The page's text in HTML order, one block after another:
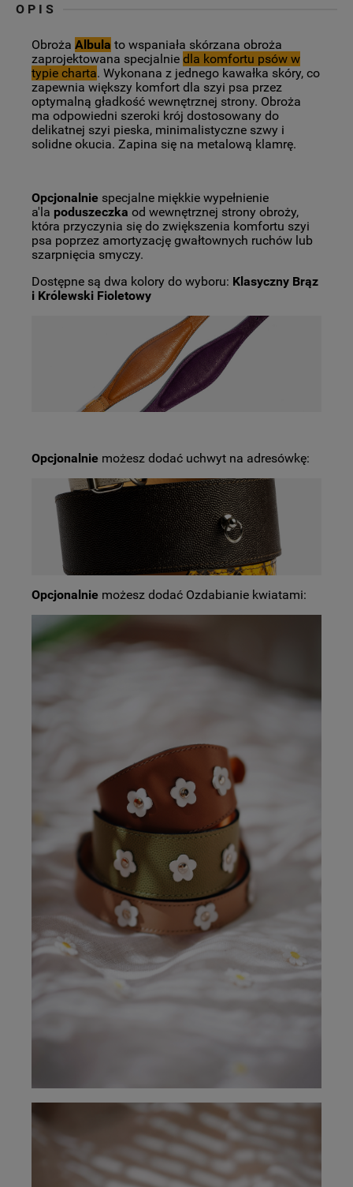
OPIS
Obroża Albula to wspaniała skórzana obroża
zaprojektowana specjalnie dla komfortu psów w
typie charta. Wykonana z jednego kawałka skóry, co
zapewnia większy komfort dla szyi psa przez
optymalną gładkość wewnętrznej strony. Obroża
ma odpowiedni szeroki krój dostosowany do
delikatnej szyi pieska, minimalistyczne szwy i
solidne okucia. Zapina się na metalową klamrę.
Opcjonalnie specjalne miękkie wypełnienie
a'la poduszeczka od wewnętrznej strony obroży,
która przyczynia się do zwiększenia komfortu szyi
psa poprzez amortyzację gwałtownych ruchów lub
szarpnięcia smyczy.
Dostępne są dwa kolory do wyboru: Klasyczny Brąz
i Królewski Fioletowy
Opcjonalnie możesz dodać uchwyt na adresówkę:
Opcjonalnie możesz dodać Ozdabianie kwiatami: